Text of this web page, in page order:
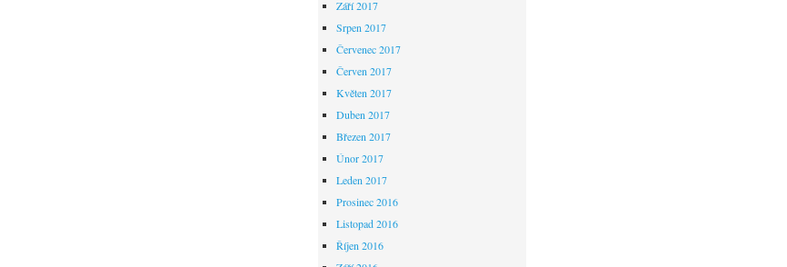
Září 2017
Srpen 2017
Červenec 2017
Červen 2017
Květen 2017
Duben 2017
Březen 2017
Únor 2017
Leden 2017
Prosinec 2016
Listopad 2016
Říjen 2016